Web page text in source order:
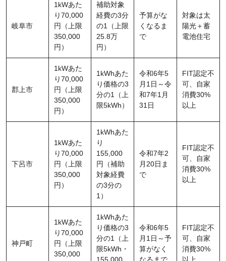
岐阜市
1kWあた
り70,000
円（上限
350,000
円）
補助対象
経費の3分
の1（上限
25.8万
円）
予算がな
くなるま
で
対象は太
陽光＋蓄
電池住宅
郡上市
1kWあた
り70,000
円（上限
350,000
円）
1kWhあた
り価格の3
分の1（上
限5kWh）
令和6年5
月1日～令
和7年1月
31日
FIT認定不
可、自家
消費30%
以上
下呂市
1kWあた
り70,000
円（上限
350,000
円）
1kWhあた
り
155,000
円（補助
対象経費
の3分の
1）
令和7年2
月20日ま
で
FIT認定不
可、自家
消費30%
以上
神戸町
1kWあた
り70,000
円（上限
350,000
1kWhあた
り価格の3
分の1（上
限5kWh・
令和6年5
月1日～予
算がなく
FIT認定不
可、自家
消費30%